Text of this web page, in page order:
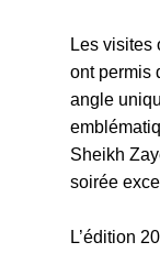
Les visites
ont permis
angle
Sheikh
soirée
L’édition